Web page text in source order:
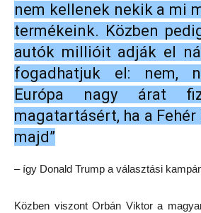
nem kellenek nekik a mi
termékeink. Közben
autók millióit adják el
fogadhatjuk el: nem,
Európa nagy árat
magatartásért, ha a
majd”
– így Donald Trump a választási
Közben viszont Orbán Viktor a